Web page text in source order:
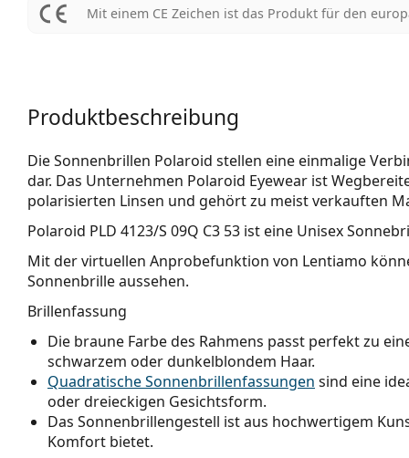
Mit einem CE Zeichen ist das Produkt für den
Produktbeschreibung
Die Sonnenbrillen Polaroid stellen eine einmalige
dar. Das Unternehmen Polaroid Eyewear ist
polarisierten Linsen und gehört zu meist verkauften
Polaroid PLD 4123/S 09Q C3 53 ist eine Unisex
Mit der virtuellen Anprobefunktion von Lentiamo
Sonnenbrille aussehen.
Brillenfassung
Die braune Farbe des Rahmens passt perfekt zu
schwarzem oder dunkelblondem Haar.
Quadratische Sonnenbrillenfassungen sind eine
oder dreieckigen Gesichtsform.
Das Sonnenbrillengestell ist aus hochwertigem
Komfort bietet.